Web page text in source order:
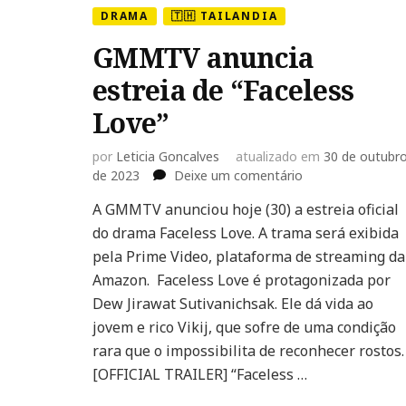
DRAMA 🇹🇭 TAILANDIA
GMMTV anuncia
estreia de “Faceless
Love”
por Leticia Goncalves atualizado em 30 de
de 2023
Deixe um comentário
anuncia
estreia
de
Love”
A GMMTV anunciou hoje (30) a estreia oficial
do drama Faceless Love. A trama será exibida
pela Prime Video, plataforma de streaming da
Amazon. Faceless Love é protagonizada por
Dew Jirawat Sutivanichsak. Ele dá vida ao
jovem e rico Vikij, que sofre de uma condição
rara que o impossibilita de reconhecer
[OFFICIAL TRAILER] “Faceless …